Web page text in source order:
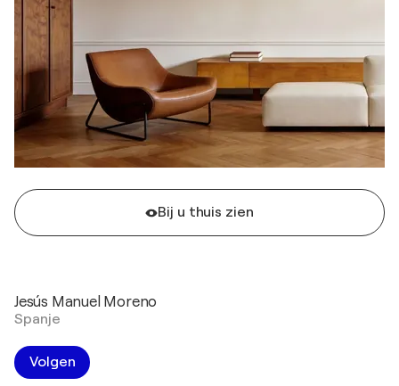
Bij u thuis zien
Jesús Manuel Moreno
Spanje
Volgen